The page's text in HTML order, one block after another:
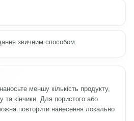
звичним способом.
меншу кількість продукту,
та кінчики. Для пористого або
повторити нанесення локально